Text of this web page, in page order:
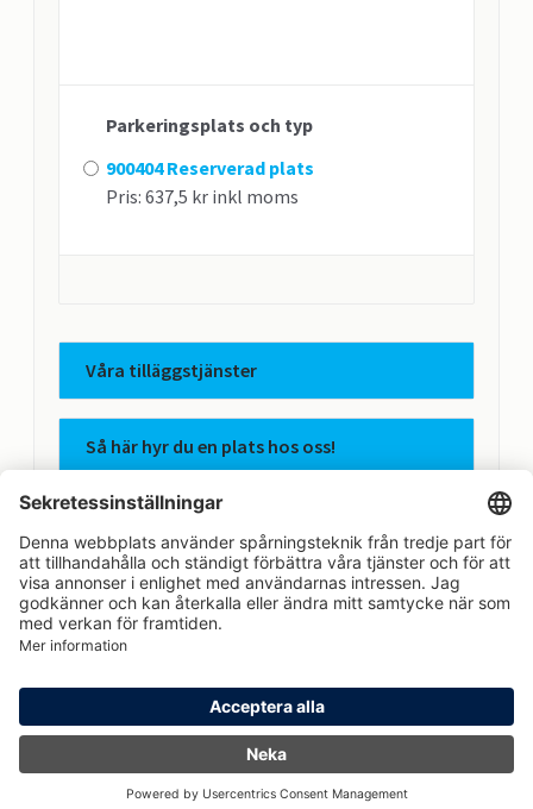
Parkeringsplats och typ
900404 Reserverad plats
Pris: 637,5 kr inkl moms
Våra tilläggstjänster
Så här hyr du en plats hos oss!
Apcoas integritetspolicy
Avtalsvillkor